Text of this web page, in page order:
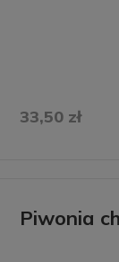
33,50 zł
Piwonia